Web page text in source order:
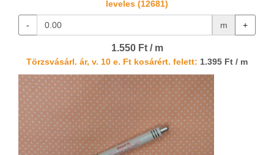
leveles (12681)
- m +
1.550 Ft / m
Törzsvásárl. ár, v. 10 e. Ft kosárért. felett: 1.395 Ft / m